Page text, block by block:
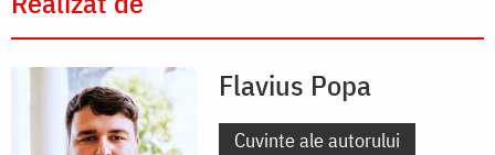
Flavius Popa
Cuvinte ale autorului